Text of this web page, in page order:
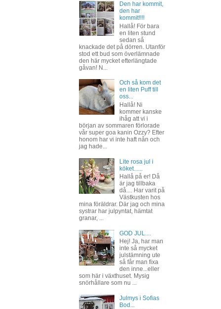
Den har kommit,
den har
kommit!!!!
Hallå! För bara
en liten stund
sedan så
knackade det på dörren. Utanför
stod ett bud som överlämnade
den här mycket efterlängtade
gåvan! N...
Och så kom det
en liten Puff till
oss...
Hallå! Ni
kommer kanske
ihåg att vi i
början av sommaren förlorade
vår super goa kanin Ozzy? Efter
honom har vi inte haft nån och
jag hade...
Lite rosa jul i
köket......
Hallå på er! Då
är jag tillbaka
då.... Har varit på
Västkusten hos
mina föräldrar. Där jag och mina
systrar har julpyntat, hämtat
granar, ...
GOD JUL....
Hej! Ja, har man
inte så mycket
julstämning ute
så får man fixa
den inne...eller
som här i växthuset. Mysig
snörhållare som nu ...
Julmys i Sofias
Bod...